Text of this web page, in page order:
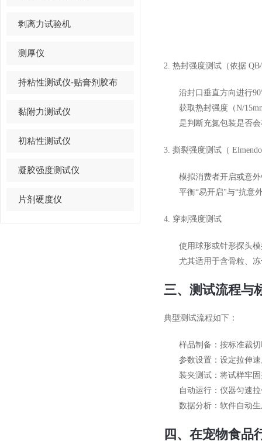
剥离力试验机
测厚仪
持粘性测试仪-贴膏剂胶布
黏附力测试仪
初粘性测试仪
凝胶强度测试仪
片剂硬度仪
2. 热封强度测试（依据
沿封口垂直方向进行
获取热封强度（N/
是判断充氮包装是否
3. 撕裂强度测试（
模拟消费者开启或意
平衡“易开启"与“抗意
4. 穿刺强度测试
使用球形或针形探头
尤其适用于含骨粒、
三、测试流程与
典型测试流程如下：
样品制备：按标准裁
参数设置：设定拉伸
装夹测试：将试样牢
自动运行：仪器匀速
数据分析：软件自动
四、在宠物食品